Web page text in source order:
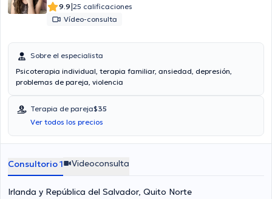
9.9|25 calificaciones
Vídeo-consulta
Sobre el especialista
Psicoterapia individual, terapia familiar, ansiedad, depresión,
problemas de pareja, violencia
Terapia de pareja$35
Ver todos los precios
Consultorio 1 Videoconsulta
Irlanda y República del Salvador, Quito Norte